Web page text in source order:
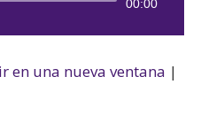
00:00
en una nueva ventana |